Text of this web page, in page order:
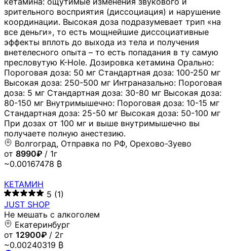
зрительного восприятия (диссоциация) и нарушение
координации. Высокая доза подразумевает трип «на
все деньги», то есть мощнейшие диссоциативные
эффекты вплоть до выхода из тела и получения
внетелесного опыта – то есть попадания в ту самую
пресловутую K-Hole. Дозировка кетамина Орально:
Пороговая доза: 50 мг Стандартная доза: 100-250 мг
Высокая доза: 250-500 мг Интраназально: Пороговая
доза: 5 мг Стандартная доза: 30-80 мг Высокая доза:
80-150 мг Внутримышечно: Пороговая доза: 10-15 мг
Стандартная доза: 25-50 мг Высокая доза: 50-100 мг
При дозах от 100 мг и выше внутримышечно вы
получаете полную анестезию.
Волгоград, Отправка по РФ, Орехово-Зуево
от 8990₽ / 1г
~0.00167478 ₿
КЕТАМИН
5 (1)
JUST SHOP
Не мешать с алкоголем
Екатеринбург
от 12900₽ / 2г
~0.00240319 ₿